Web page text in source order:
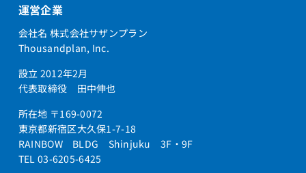
運営企業
会社名 株式会社サザンプラン
Thousandplan, Inc.
設立 2012年2月
代表取締役 田中伸也
所在地 〒169-0072
東京都新宿区大久保1-7-18
RAINBOW BLDG Shinjuku 3F・9F
TEL 03-6205-6425